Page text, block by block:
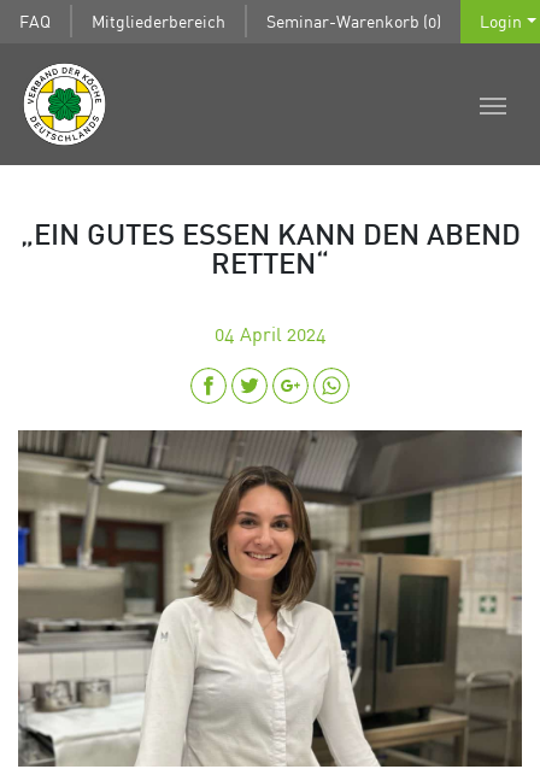
FAQ Mitgliederbereich Seminar-Warenkorb (0) Login
„EIN GUTES ESSEN KANN DEN ABEND
RETTEN“
04 April 2024